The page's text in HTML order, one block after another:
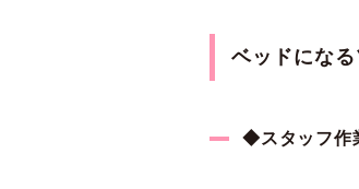
ベッドにな
◆スタッフ作